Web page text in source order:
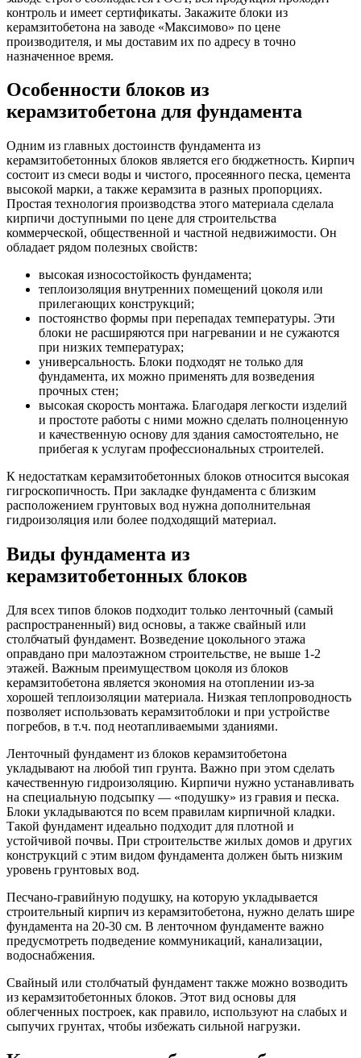
контроль и имеет сертификаты. Закажите блоки из
керамзитобетона на заводе «Максимово» по цене
производителя, и мы доставим их по адресу в точно
назначенное время.
Особенности блоков из
керамзитобетона для фундамента
Одним из главных достоинств фундамента из
керамзитобетонных блоков является его бюджетность. Кирпич
состоит из смеси воды и чистого, просеянного песка, цемента
высокой марки, а также керамзита в разных пропорциях.
Простая технология производства этого материала сделала
кирпичи доступными по цене для строительства
коммерческой, общественной и частной недвижимости. Он
обладает рядом полезных свойств:
высокая износостойкость фундамента;
теплоизоляция внутренних помещений цоколя или
прилегающих конструкций;
постоянство формы при перепадах температуры. Эти
блоки не расширяются при нагревании и не сужаются
при низких температурах;
универсальность. Блоки подходят не только для
фундамента, их можно применять для возведения
прочных стен;
высокая скорость монтажа. Благодаря легкости изделий
и простоте работы с ними можно сделать полноценную
и качественную основу для здания самостоятельно, не
прибегая к услугам профессиональных строителей.
К недостаткам керамзитобетонных блоков относится высокая
гигроскопичность. При закладке фундамента с близким
расположением грунтовых вод нужна дополнительная
гидроизоляция или более подходящий материал.
Виды фундамента из
керамзитобетонных блоков
Для всех типов блоков подходит только ленточный (самый
распространенный) вид основы, а также свайный или
столбчатый фундамент. Возведение цокольного этажа
оправдано при малоэтажном строительстве, не выше 1-2
этажей. Важным преимуществом цоколя из блоков
керамзитобетона является экономия на отоплении из-за
хорошей теплоизоляции материала. Низкая теплопроводность
позволяет использовать керамзитоблоки и при устройстве
погребов, в т.ч. под неотапливаемыми зданиями.
Ленточный фундамент из блоков керамзитобетона
укладывают на любой тип грунта. Важно при этом сделать
качественную гидроизоляцию. Кирпичи нужно устанавливать
на специальную подсыпку — «подушку» из гравия и песка.
Блоки укладываются по всем правилам кирпичной кладки.
Такой фундамент идеально подходит для плотной и
устойчивой почвы. При строительстве жилых домов и других
конструкций с этим видом фундамента должен быть низким
уровень грунтовых вод.
Песчано-гравийную подушку, на которую укладывается
строительный кирпич из керамзитобетона, нужно делать шире
фундамента на 20-30 см. В ленточном фундаменте важно
предусмотреть подведение коммуникаций, канализации,
водоснабжения.
Свайный или столбчатый фундамент также можно возводить
из керамзитобетонных блоков. Этот вид основы для
облегченных построек, как правило, используют на слабых и
сыпучих грунтах, чтобы избежать сильной нагрузки.